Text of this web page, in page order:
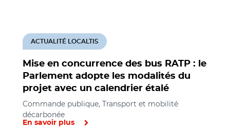
Mise en concurrence des bus RATP : le
Parlement adopte les modalités du
projet avec un calendrier étalé
ACTUALITÉ LOCALTIS
Commande publique, Transport et mobilité
décarbonée
En savoir plus